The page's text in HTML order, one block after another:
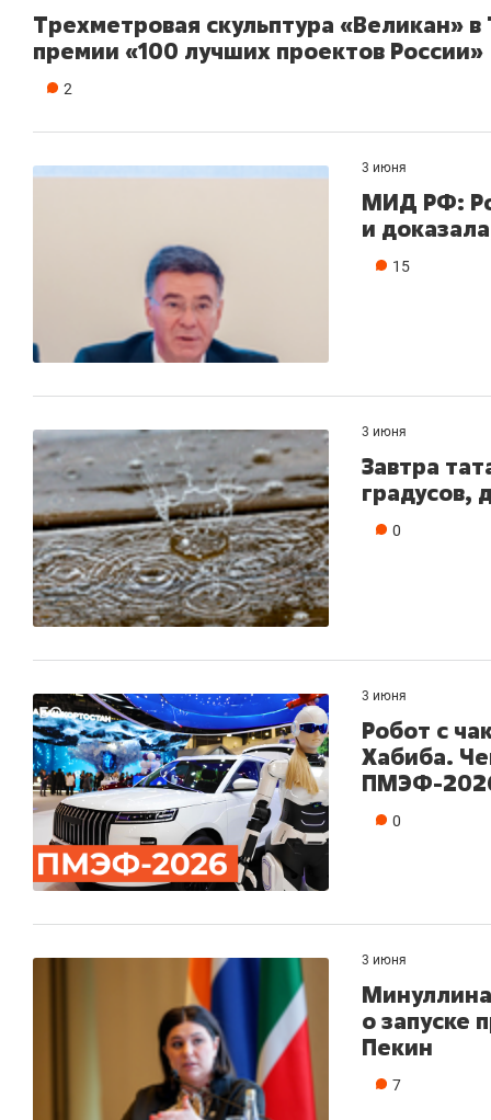
Трехметровая скульптура «Великан»
премии «100 лучших проектов России»
2
3 июня
МИД РФ:
и
15
3 июня
Завтра
градусов,
0
3 июня
Робот с
Хабиба.
ПМЭФ-
0
3 июня
о запуске
Пекин
7